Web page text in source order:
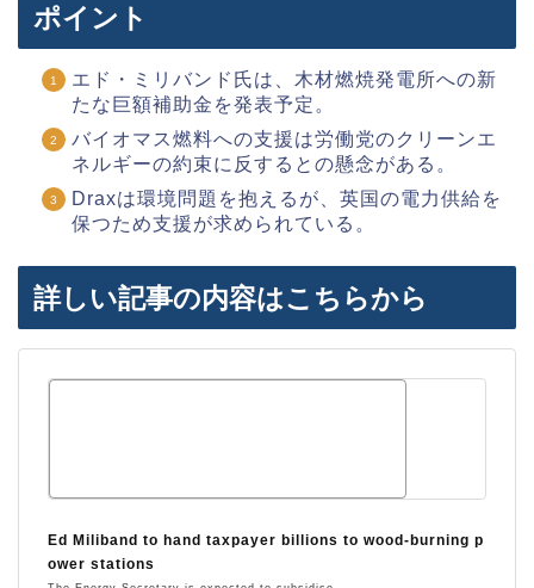
ポイント
エド・ミリバンド氏は、木材燃焼発電所への新
たな巨額補助金を発表予定。
バイオマス燃料への支援は労働党のクリーンエ
ネルギーの約束に反するとの懸念がある。
Draxは環境問題を抱えるが、英国の電力供給を
保つため支援が求められている。
詳しい記事の内容はこちらから
Ed Miliband to hand taxpayer billions to wood-burning p
ower stations